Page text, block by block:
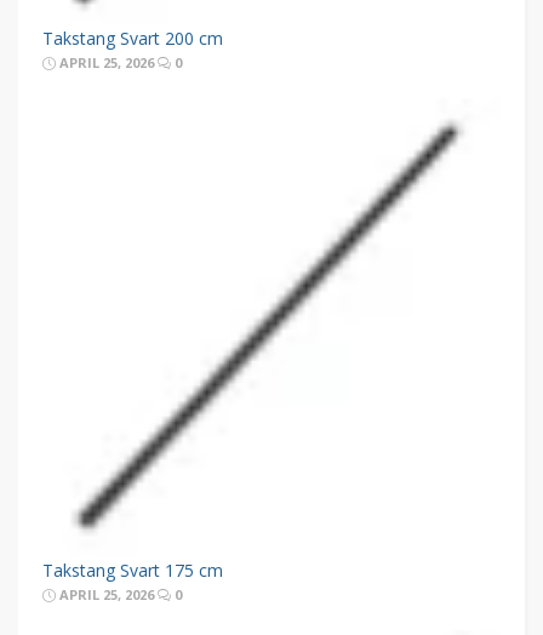
Takstang Svart 200 cm
APRIL 25, 2026 0
Takstang Svart 175 cm
APRIL 25, 2026 0